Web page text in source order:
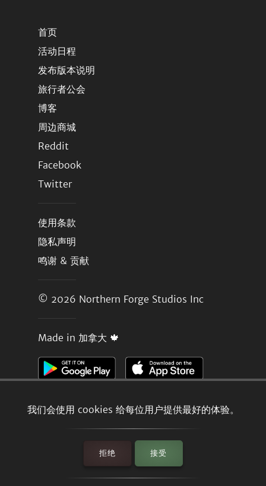
我们会使用 cookies 给每位用户提供最好的体验。
拒绝 接受
首页
活动日程
发布版本说明
旅行者公会
博客
周边商城
Reddit
Facebook
Twitter
使用条款
隐私声明
鸣谢 & 贡献
© 2026 Northern Forge Studios Inc
Made in 加拿大 🍁